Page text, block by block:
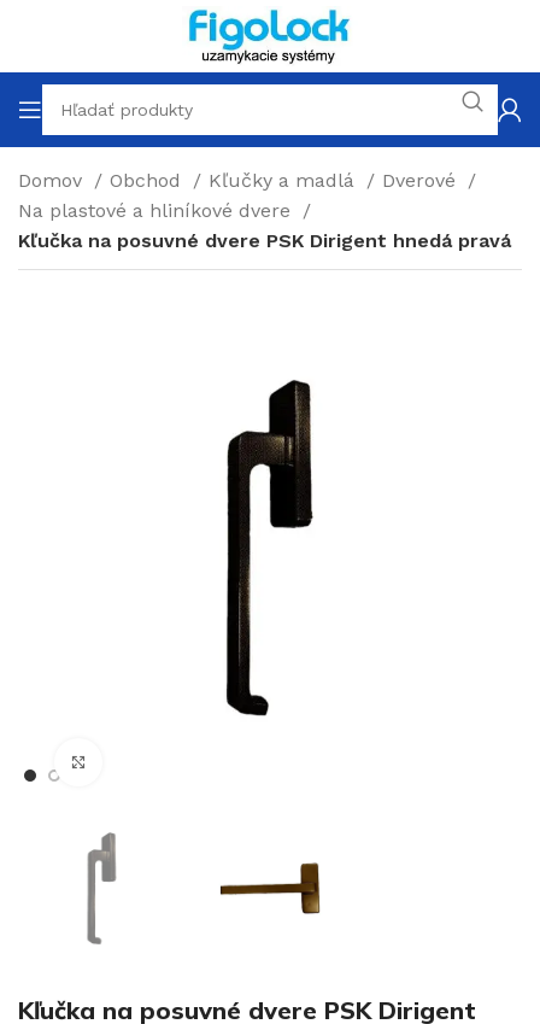
Domov Obchod Kľučky a madlá
Dverové
Na plastové a hliníkové dvere
Kľučka na posuvné dvere PSK Dirigent hnedá pravá
Kľučka na posuvné dvere PSK Dirigent